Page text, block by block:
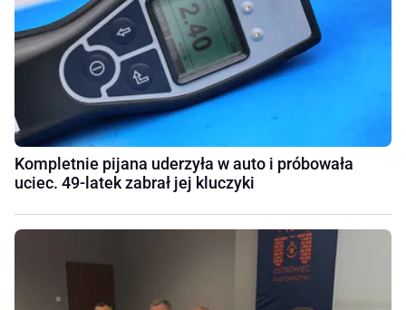
Kompletnie pijana uderzyła w auto i próbowała
uciec. 49-latek zabrał jej kluczyki